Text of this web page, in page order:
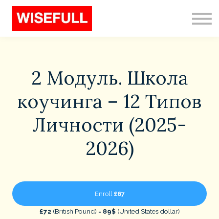
Programs (EN)
2 Модуль. Школа
коучинга – 12 Типов
Личности (2025-
2026)
Enroll £67
£72 (British Pound) = 89$ (United States dollar)